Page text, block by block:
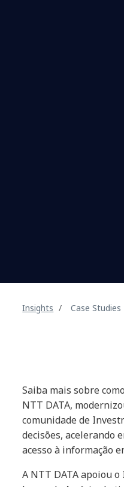
Insights Case Studies
Saiba mais sobre
NTT DATA,
comunidade de
decisões, acelerando
acesso à informação
A NTT DATA apoiou